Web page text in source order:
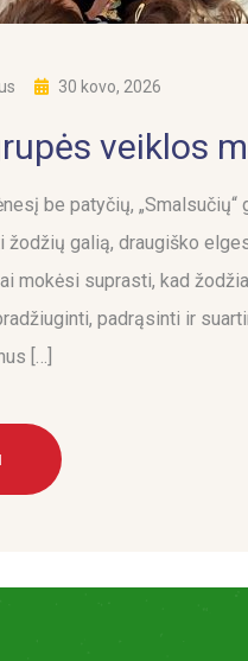
30 kovo, 2026
veiklos
be patyčių,
žodžių galią, draugiško
mokėsi suprasti, kad
padrąsinti ir
[…]